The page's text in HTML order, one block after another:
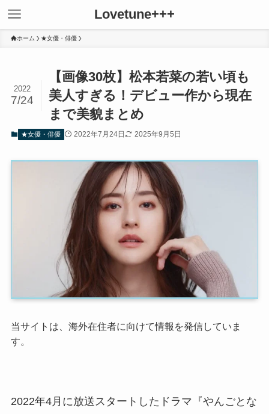
Lovetune+++
ホーム ★女優・俳優
【画像30枚】松本若菜の若い頃も
美人すぎる！デビュー作から現在
まで美貌まとめ
2022
7/24
★女優・俳優 2022年7月24日 2025年9月5日
当サイトは、海外在住者に向けて情報を発信していま
す。
2022年4月に放送スタートしたドラマ『やんごとな